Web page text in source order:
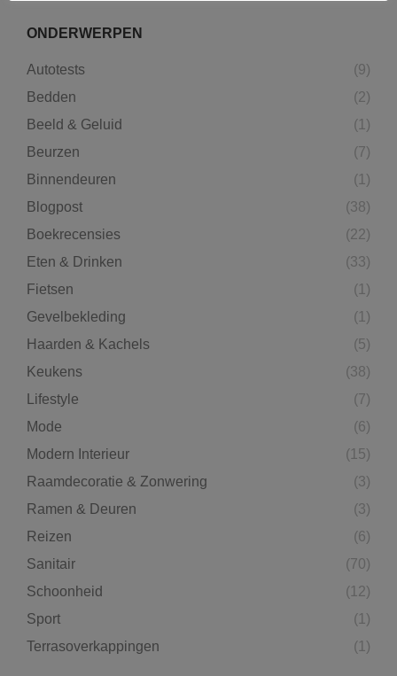
ONDERWERPEN
Autotests
(9)
Bedden
(2)
Beeld & Geluid
(1)
Beurzen
(7)
Binnendeuren
(1)
Blogpost
(38)
Boekrecensies
(22)
Eten & Drinken
(33)
Fietsen
(1)
Gevelbekleding
(1)
Haarden & Kachels
(5)
Keukens
(38)
Lifestyle
(7)
Mode
(6)
Modern Interieur
(15)
Raamdecoratie & Zonwering
(3)
Ramen & Deuren
(3)
Reizen
(6)
Sanitair
(70)
Schoonheid
(12)
Sport
(1)
Terrasoverkappingen
(1)